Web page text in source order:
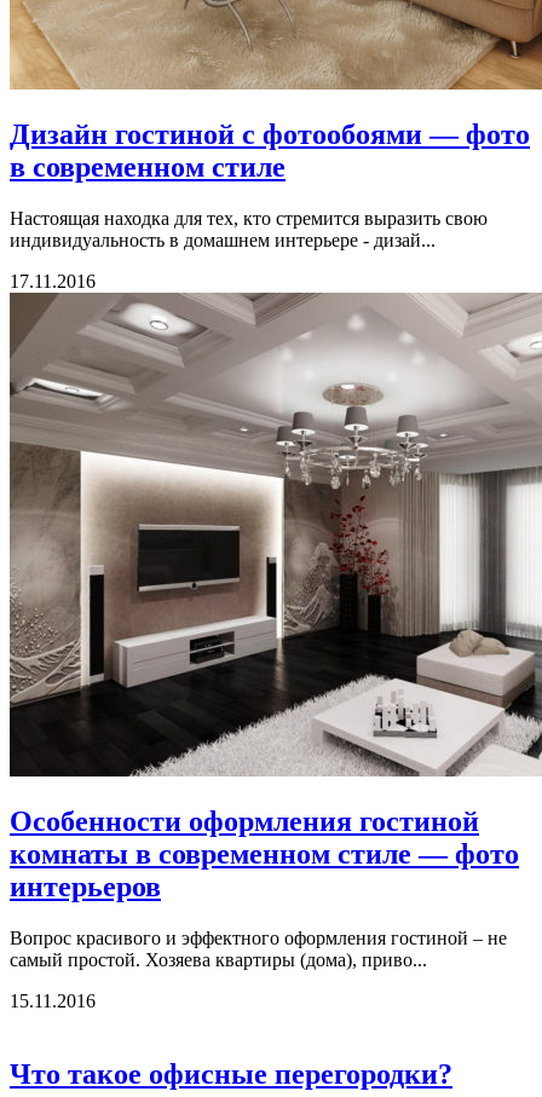
Дизайн гостиной с фотообоями — фото
в современном стиле
Настоящая находка для тех, кто стремится выразить свою
индивидуальность в домашнем интерьере - дизай...
17.11.2016
Особенности оформления гостиной
комнаты в современном стиле — фото
интерьеров
Вопрос красивого и эффектного оформления гостиной – не
самый простой. Хозяева квартиры (дома), приво...
15.11.2016
Что такое офисные перегородки?